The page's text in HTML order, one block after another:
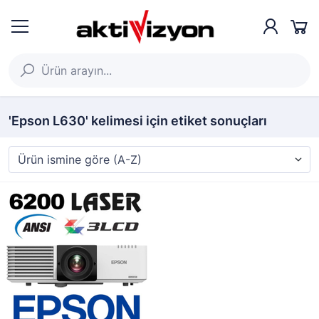
'Epson L630' kelimesi için etiket sonuçları